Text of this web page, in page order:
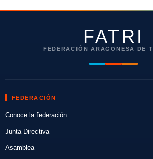
FATRI
FEDERACIÓN ARAGONESA DE
FEDERACIÓN
Conoce la federación
Junta Directiva
Asamblea